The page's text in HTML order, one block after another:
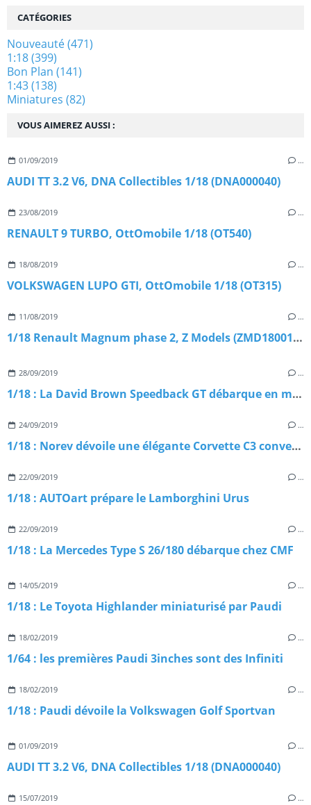
VOUS AIMEREZ AUSSI :
01/09/2019 …
AUDI TT 3.2 V6, DNA Collectibles 1/18 (DNA000040)
23/08/2019 …
RENAULT 9 TURBO, OttOmobile 1/18 (OT540)
18/08/2019 …
VOLKSWAGEN LUPO GTI, OttOmobile 1/18 (OT315)
11/08/2019 …
1/18 Renault Magnum phase 2, Z Models (ZMD1800101)
28/09/2019 …
1/18 : La David Brown Speedback GT débarque en miniature
24/09/2019 …
1/18 : Norev dévoile une élégante Corvette C3 convertible
22/09/2019 …
1/18 : AUTOart prépare le Lamborghini Urus
22/09/2019 …
1/18 : La Mercedes Type S 26/180 débarque chez CMF
14/05/2019 …
1/18 : Le Toyota Highlander miniaturisé par Paudi
18/02/2019 …
1/64 : les premières Paudi 3inches sont des Infiniti
18/02/2019 …
1/18 : Paudi dévoile la Volkswagen Golf Sportvan
01/09/2019 …
AUDI TT 3.2 V6, DNA Collectibles 1/18 (DNA000040)
15/07/2019 …
CATÉGORIES
Nouveauté(471)
1:18(399)
Bon Plan (141)
1:43(138)
Miniatures (82)